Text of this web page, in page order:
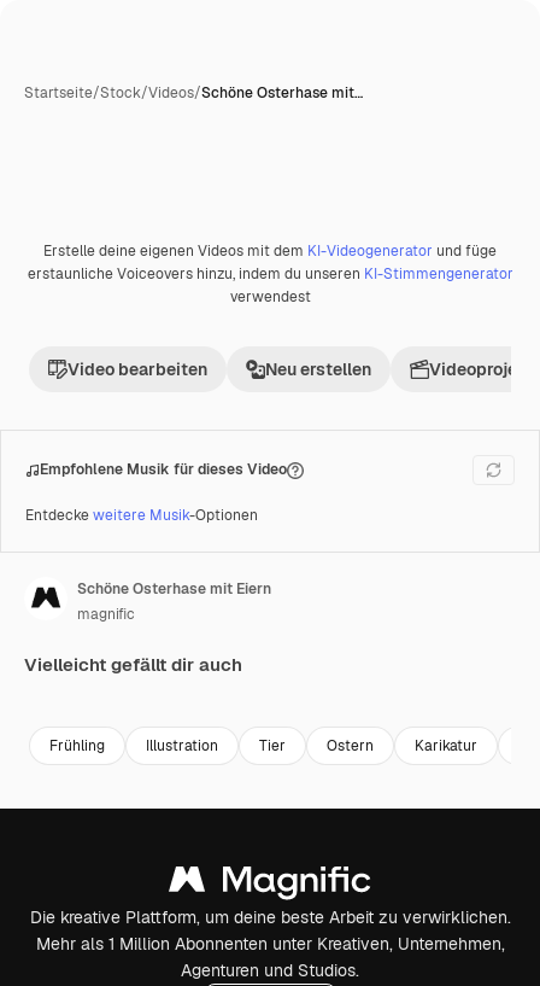
Startseite/Stock/Videos/Schöne Osterhase mit…
Erstelle deine eigenen Videos mit dem KI-Videogenerator und füge
erstaunliche Voiceovers hinzu, indem du unseren KI-Stimmengenerator
verwendest
Video bearbeiten Neu erstellen Videoprojekt
Empfohlene Musik für dieses Video
Entdeckeweitere Musik-Optionen
Schöne Osterhase mit Eiern
magnific
Vielleicht gefällt dir auch
Frühling Illustration Tier Ostern Karikatur
Die kreative Plattform, um deine beste Arbeit zu verwirklichen.
Mehr als 1 Million Abonnenten unter Kreativen, Unternehmen,
Agenturen und Studios.